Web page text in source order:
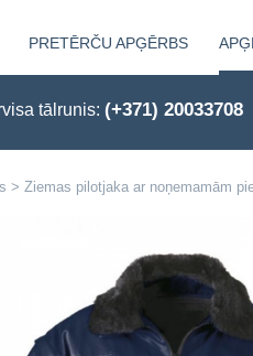
PRETĒRČU APĢĒRBS
tālrunis: (+371) 20033708
> Ziemas pilotjaka ar noņemamām